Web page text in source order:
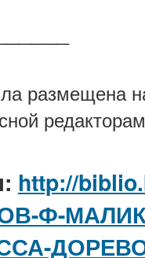
размещена
http://
Ф-